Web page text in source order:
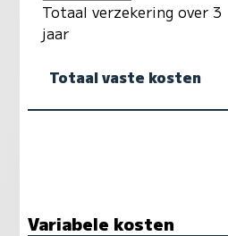
Totaal verzekering over 3
jaar
Totaal vaste kosten
Variabele kosten